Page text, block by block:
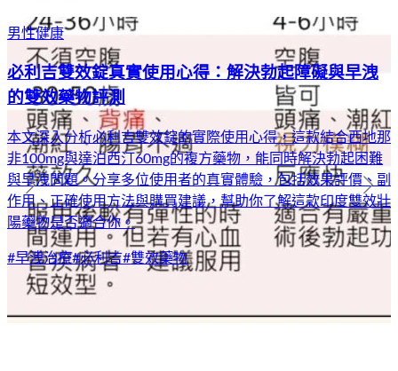
男性健康
必利吉雙效錠真實使用心得：解決勃起障礙與早洩
的雙效藥物評測
本文深入分析必利吉雙效錠的實際使用心得，這款結合西地那
非100mg與達泊西汀60mg的複方藥物，能同時解決勃起困難
與早洩問題。分享多位使用者的真實體驗，包括效果評價、副
作用、正確使用方法與購買建議，幫助你了解這款印度雙效壯
陽藥物是否適合你。
#早洩治療#必利吉#雙效藥物